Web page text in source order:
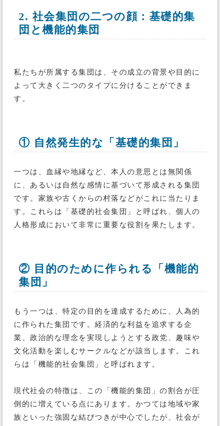
2. 社会集団の二つの顔：基礎的集
団と機能的集団
私たちが所属する集団は、その成立の背景や目的に
よって大きく二つのタイプに分けることができま
す。
① 自然発生的な「基礎的集団」
一つは、血縁や地縁など、本人の意思とは無関係
に、あるいは自然な感情に基づいて形成される集団
です。家族や古くからの村落などがこれに当たりま
す。これらは「基礎的社会集団」と呼ばれ、個人の
人格形成において非常に重要な役割を果たします。
② 目的のために作られる「機能的
集団」
もう一つは、特定の目的を達成するために、人為的
に作られた集団です。経済的な利益を追求する企
業、政治的な理念を実現しようとする政党、趣味や
文化活動を楽しむサークルなどが該当します。これ
らは「機能的社会集団」と呼ばれます。
現代社会の特徴は、この「機能的集団」の割合が圧
倒的に増えている点にあります。かつては地域や家
族といった強固な結びつきが中心でしたが、社会が